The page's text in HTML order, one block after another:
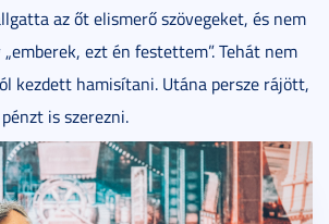
az őt elismerő szövegeket, és nem
ezt én festettem”. Tehát nem
kezdett hamisítani. Utána persze rájött,
is szerezni.